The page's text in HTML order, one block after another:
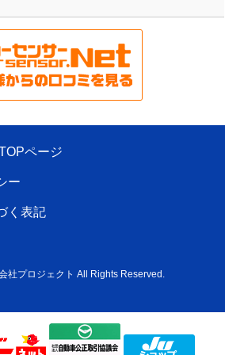
ページ
ー
く表記
社プロジェクト All Rights Reserved.